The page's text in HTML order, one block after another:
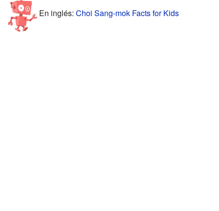
En inglés: Choi Sang-mok Facts for Kids